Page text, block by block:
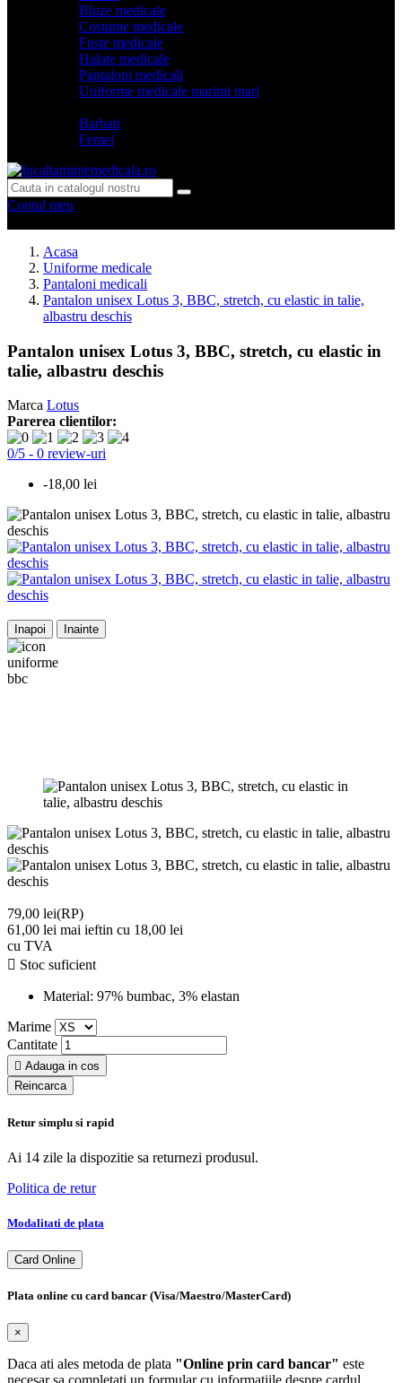
Bluze medicale
Costume medicale
Fuste medicale
Halate medicale
Pantaloni medicali
Uniforme medicale marimi mari
Barbati
Femei
Contul meu
Acasa
Uniforme medicale
Pantaloni medicali
Pantalon unisex Lotus 3, BBC, stretch, cu elastic in talie,
albastru deschis
Pantalon unisex Lotus 3, BBC, stretch, cu elastic in
talie, albastru deschis
Marca Lotus
Parerea clientilor:
0/5 - 0 review-uri
-18,00 lei
Inapoi Inainte
79,00 lei(RP)
61,00 lei mai ieftin cu 18,00 lei
cu TVA
 Stoc suficient
Material: 97% bumbac, 3% elastan
Marime
Cantitate
 Adauga in cos
Retur simplu si rapid
Ai 14 zile la dispozitie sa returnezi produsul.
Politica de retur
Modalitati de plata
Card Online
Plata online cu card bancar (Visa/Maestro/MasterCard)
×
Daca ati ales metoda de plata "Online prin card bancar" este